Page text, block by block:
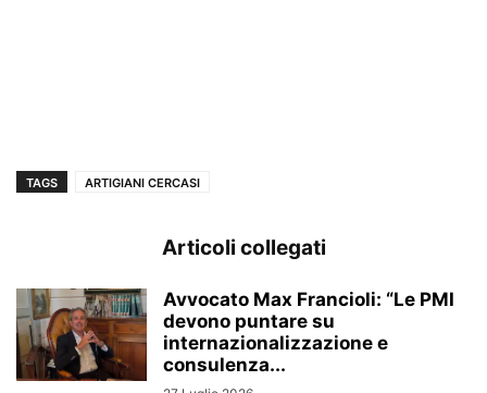
TAGS ARTIGIANI CERCASI
Articoli collegati
Avvocato Max Francioli: “Le PMI
devono puntare su
internazionalizzazione e
consulenza...